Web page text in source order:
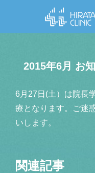
2015年6月 お
6月27日(土）は院長
療となります。ご迷
いします。
関連記事